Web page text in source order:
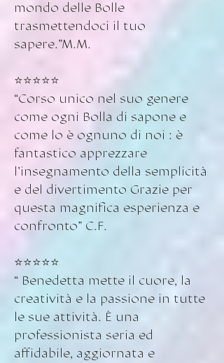
mondo delle Bolle
trasmettendoci il tuo
sapere.”M.M.
⭐️⭐️⭐️⭐️⭐️
“Corso unico nel suo genere
come ogni Bolla di sapone e
come lo è ognuno di noi : è
fantastico apprezzare
l'insegnamento della semplicità
e del divertimento Grazie per
questa magnifica esperienza e
confronto” C.F.
⭐️⭐️⭐️⭐️⭐️
“ Benedetta mette il cuore, la
creatività e la passione in tutte
le sue attività. È una
professionista seria ed
affidabile, aggiornata e